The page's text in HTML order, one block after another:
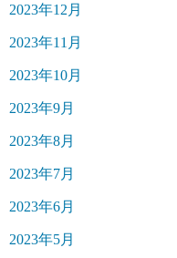
2023年12月
2023年11月
2023年10月
2023年9月
2023年8月
2023年7月
2023年6月
2023年5月